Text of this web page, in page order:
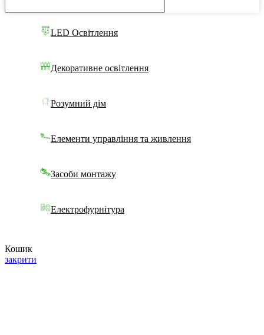
LED Освітлення
Декоративне освітлення
Розумний дім
Елементи управління та живлення
Засоби монтажу
Електрофурнітура
Кошик
закрити